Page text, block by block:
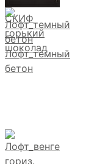
СКИФ
горький
шоколад
Лофт_темный
бетон